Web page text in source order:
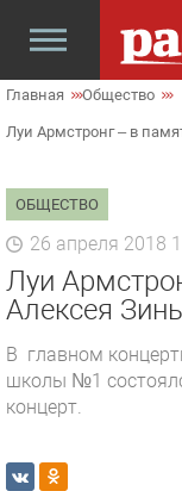
Главная Общество
Луи Армстронг – в
ОБЩЕСТВО
26 апреля 2018
Луи
Алексея
В главном
школы №1
концерт.